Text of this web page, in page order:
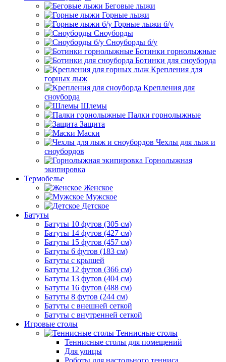
Беговые лыжи
Горные лыжи
Горные лыжи б/у
Сноуборды
Сноуборды б/у
Ботинки горнолыжные
Ботинки для сноуборда
Крепления для
горных лыж
Крепления для
сноуборда
Шлемы
Палки горнолыжные
Защита
Маски
Чехлы для лыж и
сноубордов
Горнолыжная
экипировка
Термобелье
Женское
Мужское
Детское
Батуты
Батуты 10 футов (305 см)
Батуты 14 футов (427 см)
Батуты 15 футов (457 см)
Батуты 6 футов (183 см)
Батуты с крышей
Батуты 12 футов (366 см)
Батуты 13 футов (404 см)
Батуты 16 футов (488 см)
Батуты 8 футов (244 см)
Батуты с внешней сеткой
Батуты с внутренней сеткой
Игровые столы
Теннисные столы
Теннисные столы для помещений
Для улицы
Роботы для настольного тенниса